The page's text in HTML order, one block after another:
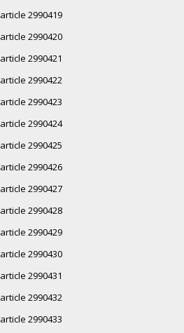
article 2990419
article 2990420
article 2990421
article 2990422
article 2990423
article 2990424
article 2990425
article 2990426
article 2990427
article 2990428
article 2990429
article 2990430
article 2990431
article 2990432
article 2990433